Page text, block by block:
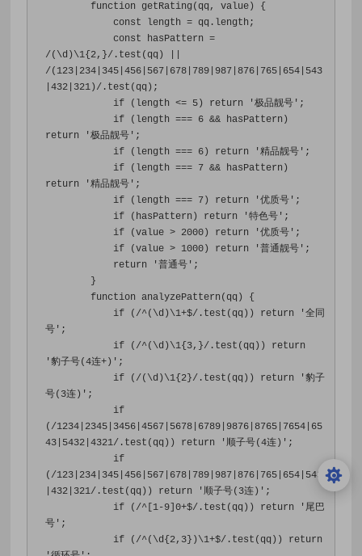
function
getRating ( qq , value )
{
const
length = qq . length ;
const
hasPattern =
/(\d)\1{2,}/ . test ( qq )
/(123|234|345|456|567|678|789|987|876|765|654|543
|432|321)/ . test ( qq );
if
( length <= 5 ) return '极品靓号' ;
if
( length === 6 && hasPattern )
return
'极品靓号' ;
if
( length === 6 ) return '精品靓号' ;
if
( length === 7 && hasPattern )
return
'精品靓号' ;
if
( length === 7 ) return '优质号' ;
if
( hasPattern ) return '特色号' ;
if
(value > 2000 ) return '优质号' ;
if
(value > 1000 ) return '普通靓号' ;
return
'普通号' ;
}
function analyzePattern ( qq )
{
if
( /^(\d)\1+$/ . test ( qq )) return
'全同
号' ;
if
( /^(\d)\1{3,}/ . test ( qq ))
return
'豹子号(4连+)' ;
if
( /(\d)\1{2}/ . test ( qq )) return
'豹子
号(3连)' ;
if
( /1234|2345|3456|4567|5678|6789|9876|8765|7654|65
43|5432|4321/ . test ( qq )) return '顺子号(4连)' ;
if
( /123|234|345|456|567|678|789|987|876|765|654|543
|432|321/ . test ( qq )) return '顺子号(3连)' ;
if
( /^[1-9]0+$/ . test ( qq )) return
'尾巴
号' ;
if
( /^(\d{2,3})\1+$/ . test ( qq ))
return